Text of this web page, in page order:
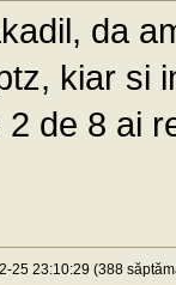
da
kiar si
2 de 8 ai
25 23:10:29 (388